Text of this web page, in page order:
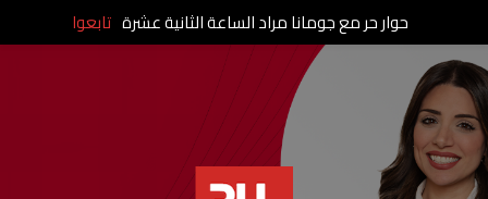
حوار حر مع جومانا مراد الساعة الثانية عشرة تابعوا